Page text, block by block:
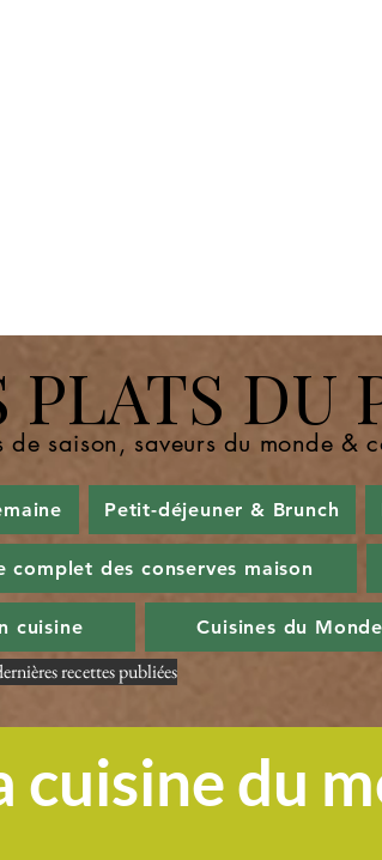
DU
saison, saveurs du monde &
Petit-déjeuner & Brunch
complet des conserves maison
cuisine Cuisines du Monde
recettes publiées
cuisine du